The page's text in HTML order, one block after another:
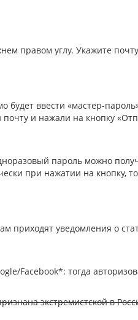
правом углу. Укажите
будет ввести «мастер-
и нажали на кнопку
пароль можно
при нажатии на кнопку,
приходят уведомления о
Facebook*: тогда
экстремистской в